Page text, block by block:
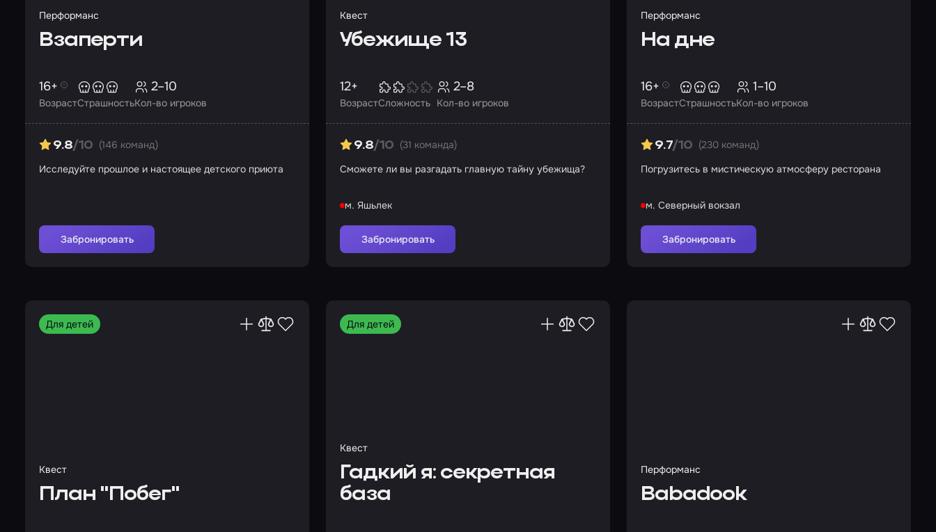
Перформанс
Взаперти
Возраст
16+
СтрашностьКол-во игроков
2–10
9.8/10 (146 команд)
Исследуйте прошлое и настоящее детского приюта
Забронировать
Квест
Убежище 13
Возраст
12+
Сложность Кол-во игроков
2–8
9.8/10 (31 команда)
Сможете ли вы разгадать главную тайну убежища?
м. Яшьлек
Забронировать
Перформанс
На дне
Возраст
16+
СтрашностьКол-во игроков
1–10
9.7/10 (230 команд)
Погрузитесь в мистическую атмосферу ресторана
м. Северный вокзал
Забронировать
Для детей
Квест
План "Побег"
Для детей
Квест
Гадкий я: секретная
база
Перформанс
Babadook